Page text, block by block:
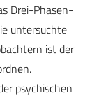
Drei-Phasen-
untersuchte
ist der
psychischen